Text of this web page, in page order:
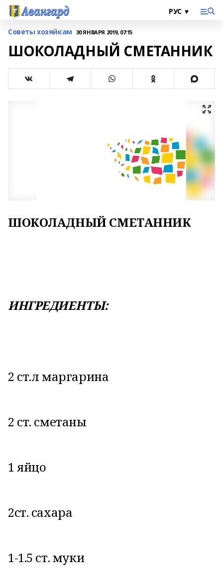
Cоветы хозяйкам 30 ЯНВАРЯ 2019, 07:15
ШОКОЛАДНЫЙ СМЕТАННИК
ШОКОЛАДНЫЙ СМЕТАННИК
ИНГРЕДИЕНТЫ:
2 ст.л маргарина
2 ст. сметаны
1 яйцо
2ст. сахара
1-1.5 ст. муки